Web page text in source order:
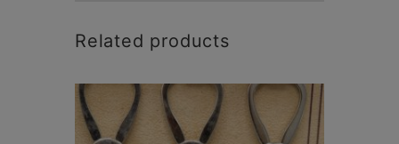
Related products